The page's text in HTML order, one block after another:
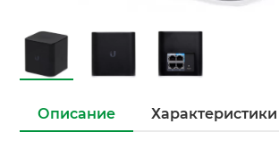
Описание Характеристики